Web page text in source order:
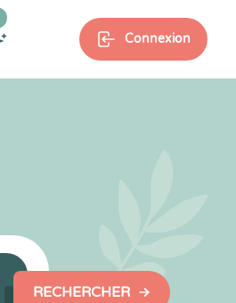
Connexion
RECHERCHER